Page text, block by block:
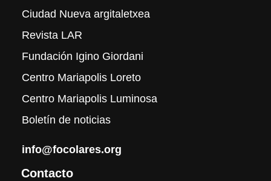
Ciudad Nueva argitaletxea
Revista LAR
Fundación Igino Giordani
Centro Mariapolis Loreto
Centro Mariapolis Luminosa
Boletín de noticias
info@focolares.org
Contacto